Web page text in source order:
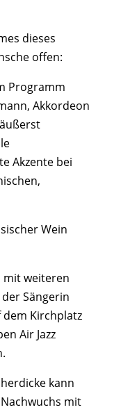
dieses
offen:
Programm
Akkordeon
Akzente bei
Wein
weiteren
Sängerin
dem Kirchplatz
Air Jazz
kann
mit